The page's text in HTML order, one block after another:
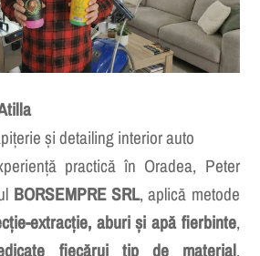
și detailing interior auto
practică în Oradea, Peter
BORSEMPRE SRL, aplică metode